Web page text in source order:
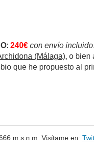
: 240€ con envío incluido,
(Málaga), o bien
que he propuesto al
m.s.n.m. Visítame en: